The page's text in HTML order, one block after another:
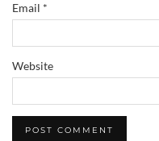
Email *
Website